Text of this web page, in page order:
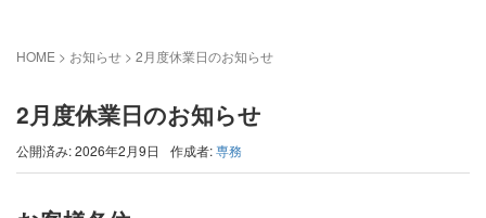
HOME > お知らせ > 2月度休業日のお知らせ
2月度休業日のお知らせ
公開済み: 2026年2月9日 作成者:専務